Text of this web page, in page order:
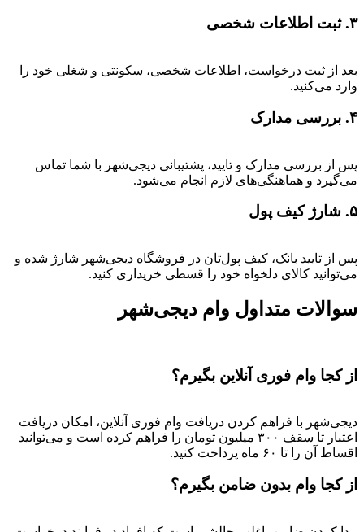
۳. ثبت اطلاعات شخصی
بعد از ثبت درخواست، اطلاعات شخصی، سکونتی و شغلی خود را
وارد می‌کنید.
۴. بررسی مدارک
پس از بررسی مدارک و تایید، پشتیبانی دیجی‌شهر با شما تماس
می‌گیرد و هماهنگی‌های لازم انجام می‌شود.
۵. شارژ کیف پول
پس از تایید بانک، کیف پول‌تان در فروشگاه دیجی‌شهر شارژ شده و
می‌توانید کالای دلخواه خود را قسطی خریداری کنید.
سوالات متداول وام دیجی‌شهر
از کجا وام فوری آنلاین بگیرم؟
دیجی‌شهر با فراهم کردن دریافت وام فوری آنلاین، امکان دریافت
اعتبار تا سقف ۳۰۰ میلیون تومان را فراهم کرده است و می‌توانید
اقساط آن را تا ۶۰ ماه پرداخت کنید.
از کجا وام بدون ضامن بگیرم؟